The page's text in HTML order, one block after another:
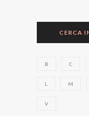
CERCA
B C
L M
V